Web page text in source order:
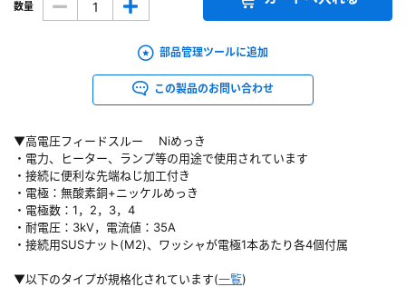
▼高電圧フィードスルー Niめっき
・電力、ヒーター、ランプ等の用途で使用されています
・接続に便利な先端ねじ加工付き
・電極：無酸素銅+ニッケルめっき
・電極数：1，2，3，4
・耐電圧：3kV，電流値：35A
・接続用SUSナット(M2)、ワッシャが電極1本あたり各4個付属
▼以下のタイプが規格化されています(一覧)
数量
部品管理ツールに追加
この製品のお問い合わせ